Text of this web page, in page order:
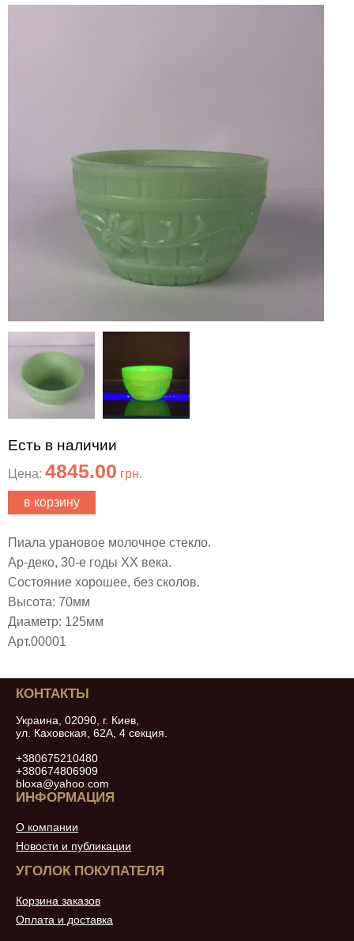
Есть в наличии
Цена: 4845.00 грн.
в корзину
Пиала урановое молочное стекло.
Ар-деко, 30-е годы ХХ века.
Состояние хорошее, без сколов.
Высота: 70мм
Диаметр: 125мм
Арт.00001
КОНТАКТЫ
Украина, 02090, г. Киев,
ул. Каховская, 62А, 4 секция.
+380675210480
+380674806909
bloxa@yahoo.com
ИНФОРМАЦИЯ
О компании
Новости и публикации
УГОЛОК ПОКУПАТЕЛЯ
Корзина заказов
Оплата и доставка